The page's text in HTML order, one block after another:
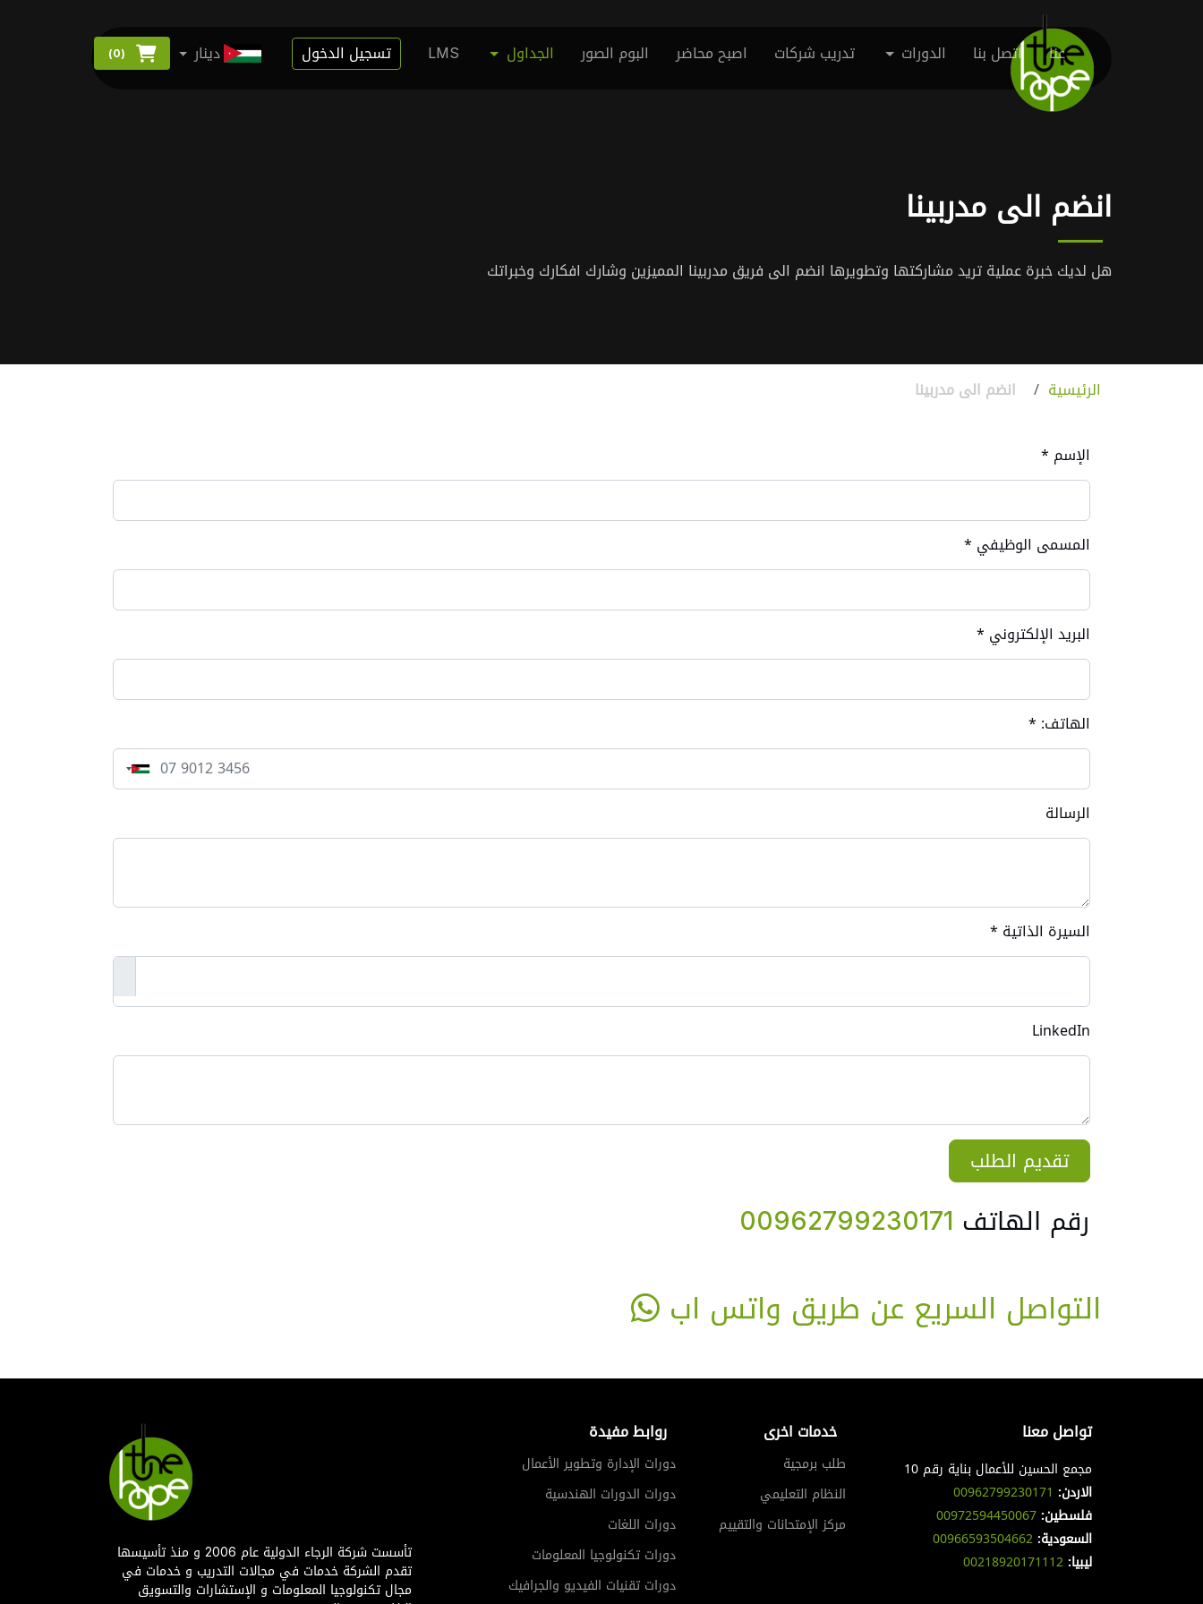
عنا اتصل بنا الدورات تدريب شركات اصبح محاضر البوم الصور الجداول LMS تسجيل الدخول دينار (
0
)
انضم الى مدربينا
هل لديك خبرة عملية تريد مشاركتها وتطويرها انضم الى فريق مدربينا المميزين وشارك افكارك وخبراتك
الرئيسية / انضم الى مدربينا
الإسم *
المسمى الوظيفي *
البريد الإلكتروني *
الهاتف: *
الرسالة
السيرة الذاتية *
LinkedIn
رقم الهاتف 00962799230171
التواصل السريع عن طريق واتس اب
تأسست شركة الرجاء الدولية عام 2006 و منذ تأسيسها
تقدم الشركة خدمات في مجالات التدريب و خدمات في
مجال تكنولوجيا المعلومات و الإستشارات والتسويق
روابط مفيدة
دورات الإدارة وتطوير الأعمال
دورات الدورات الهندسية
دورات اللغات
دورات تكنولوجيا المعلومات
دورات تقنيات الفيديو والجرافيك
خدمات اخرى
طلب برمجية
النظام التعليمي
مركز الإمتحانات والتقييم
تواصل معنا
مجمع الحسين للأعمال بناية رقم 10
الاردن: 00962799230171
فلسطين:00972594450067
السعودية:00966593504662
ليبيا:00218920171112